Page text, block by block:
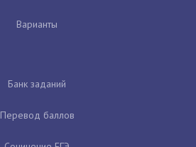
Варианты
Банк заданий
Перевод баллов